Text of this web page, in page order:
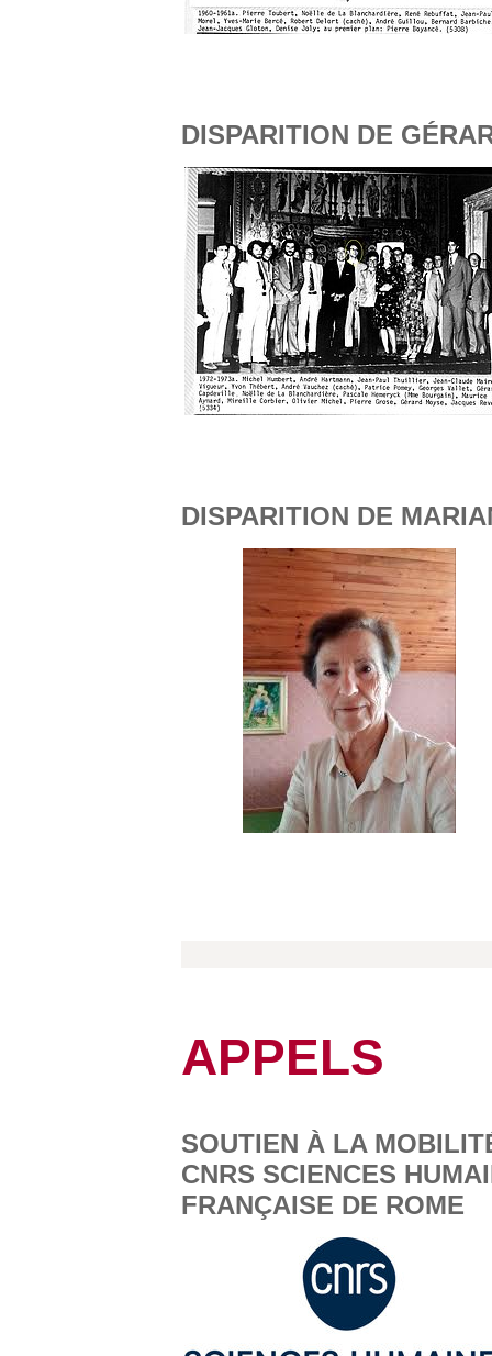
DISPARITION DE
DISPARITION DE
APPELS
SOUTIEN À LA
CNRS SCIENCES
FRANÇAISE DE ROME